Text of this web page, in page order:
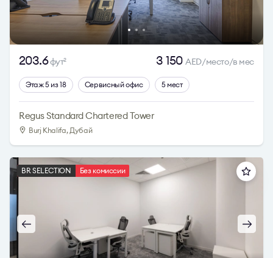
203.6фут2 3 150AED/место/в мес
Этаж 5 из 18 Сервисный офис 5 мест
Regus Standard Chartered Tower
Burj Khalifa, Дубай
BR SELECTION Без комиссии